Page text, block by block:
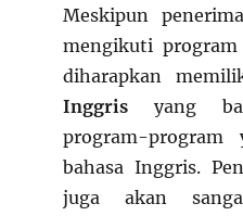
Meskipun
mengikuti program
diharapkan
Inggris yang
program-program
bahasa Inggris.
juga akan